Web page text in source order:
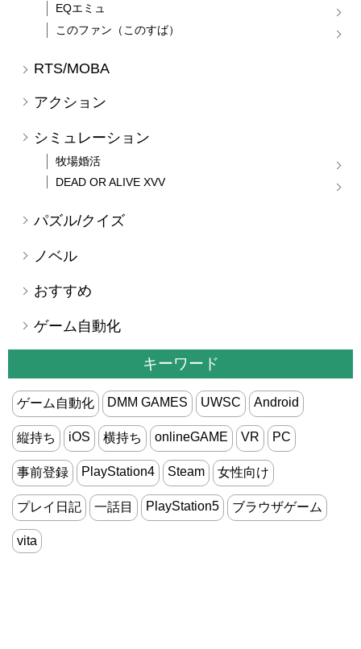
EQエミュ
このファン（このすば）
RTS/MOBA
アクション
シミュレーション
牧場婚活
DEAD OR ALIVE XVV
パズル/クイズ
ノベル
おすすめ
ゲーム自動化
キーワード
ゲーム自動化 DMM GAMES UWSC Android
縦持ち iOS 横持ち onlineGAME VR PC
事前登録 PlayStation4 Steam 女性向け
プレイ日記 一話目 PlayStation5 ブラウザゲーム
vita